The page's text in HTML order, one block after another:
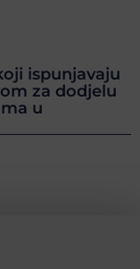
ispunjavaju
za dodjelu
u